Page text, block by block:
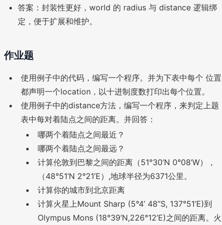
答案：封装性更好，world 的 radius 与 distance 逻辑绑
定，便于扩展和维护。
作业题
使用例子中的代码，编写一个程序。并为下表中每个 位置
都声明一个location，以十进制度数打印出每个位置。
使用例子中的distance方法，编写一个程序，来判定上题
表中每对着陆点之间的距离。并回答：
哪两个着陆点之间最近？
哪两个着陆点之间最远？
计算伦敦到巴黎之间的距离（51°30’N 0°08’W），
（48°51’N 2°21’E）,地球半径为6371公里。
计算你的城市到北京距离
计算火星上Mount Sharp (5°4’ 48”S, 137°51’E)到
Olympus Mons (18°39’N,226°12’E)之间的距离。火